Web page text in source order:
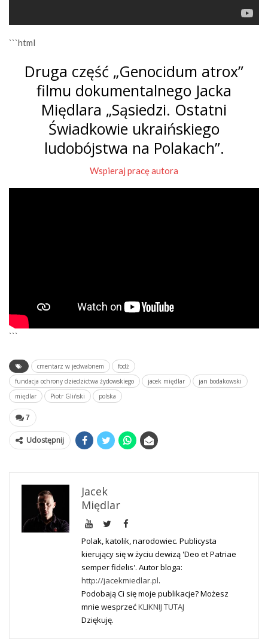
```html
Druga część „Genocidum atrox”
filmu dokumentalnego Jacka
Międlara „Sąsiedzi. Ostatni
Świadkowie ukraińskiego
ludobójstwa na Polakach”.
Wspieraj pracę autora
```
cmentarz w jedwabnem
fodż
fundacja ochrony dziedzictwa żydowskiego
jacek międlar
jan bodakowski
międlar
Piotr Gliński polska
7
Udostępnij
Jacek
Międlar
Polak, katolik, narodowiec. Publicysta
kierujący się w życiu dewizą 'Deo et Patriae
semper fidelis'. Autor bloga:
http://jacekmiedlar.pl.
Podobają Ci się moje publikacje? Możesz
mnie wesprzećKLIKNIJ TUTAJ
Dziękuję.